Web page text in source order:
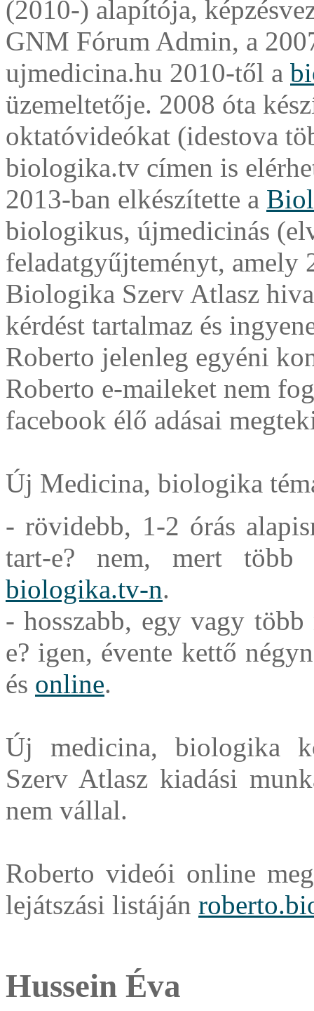
(2010-) alapítója,
GNM Fórum Admin, a
ujmedicina.hu 2010-től a
üzemeltetője. 2008 óta
oktatóvideókat (idestova
biologika.tv címen is
2013-ban elkészítette a
biologikus, újmedicinás
feladatgyűjteményt, amely
Biologika Szerv Atlasz
kérdést tartalmaz és
Roberto jelenleg egyéni
Roberto e-maileket nem
facebook élő adásai
Új Medicina, biologika
- rövidebb, 1-2 órás
tart-e? nem, mert
biologika.tv-n.
- hosszabb, egy vagy
e? igen, évente kettő
és online.
Új medicina, biologika
Szerv Atlasz kiadási
nem vállal.
Roberto videói online
lejátszási listáján
Hussein Éva